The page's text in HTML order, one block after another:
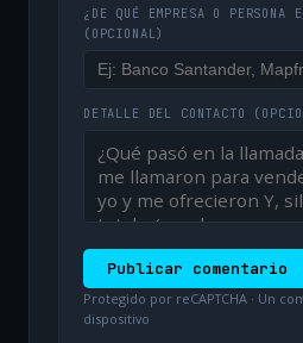
¿DE QUÉ EMPRESA O PERSONA
(OPCIONAL)
DETALLE DEL CONTACTO
Publicar comentario
Protegido por reCAPTCHA · Un
dispositivo